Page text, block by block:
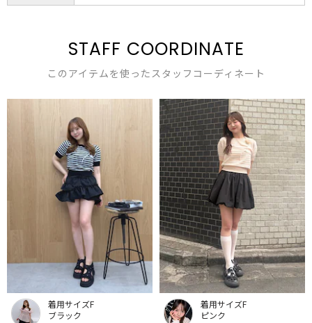
STAFF COORDINATE
このアイテムを使ったスタッフコーディネート
着用サイズF
ブラック
着用サイズF
ピンク